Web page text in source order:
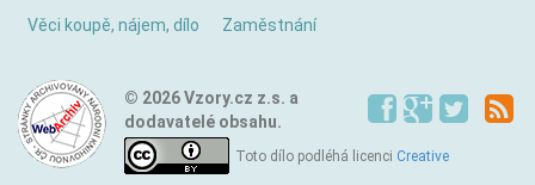
Věci koupě, nájem, dílo
Zaměstnání
© 2026 Vzory.cz z.s. a
dodavatelé obsahu.
Toto dílo podléhá licenci Creative